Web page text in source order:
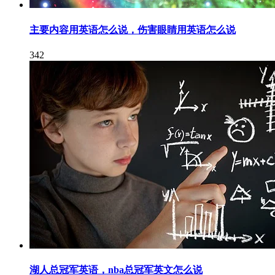
主要内容用英语怎么说，伤害眼睛用英语怎么说
342
湖人总冠军英语，nba总冠军英文怎么说